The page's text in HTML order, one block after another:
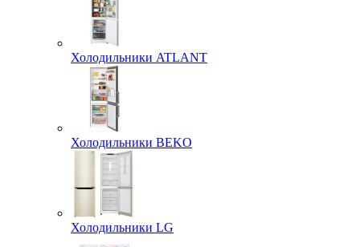
Холодильники ATLANT
Холодильники BEKO
Холодильники LG